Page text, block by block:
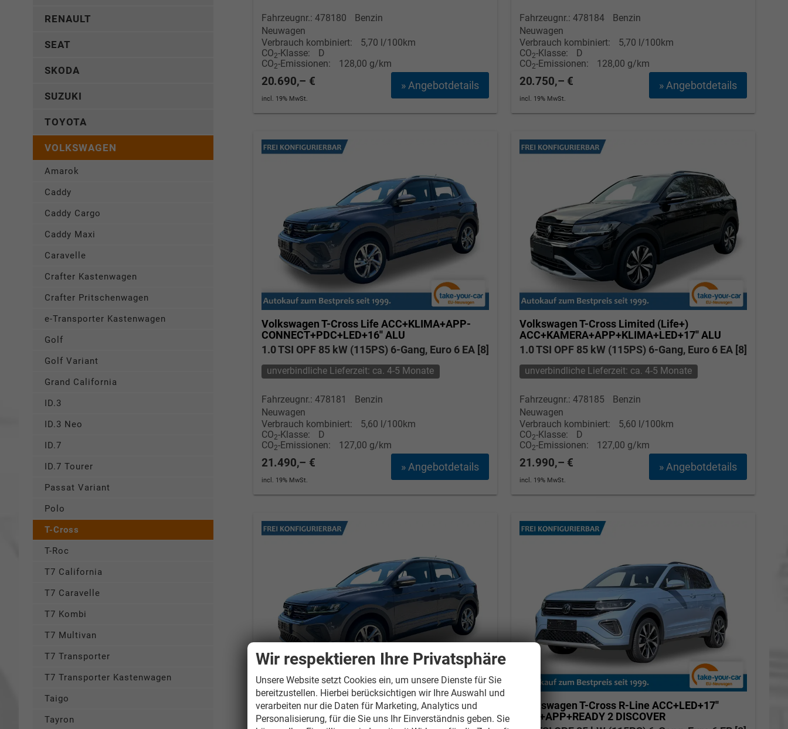
Fahrzeugnr.: 478180
Benzin
Neuwagen
Verbrauch kombiniert:
5,70 l/100km
CO2-Klasse:
D
CO2-Emissionen: 128,00 g/km
» Angebotdetails
20.690,– €
incl. 19% MwSt.
Fahrzeugnr.: 478184
Benzin
Neuwagen
Verbrauch kombiniert:
5,70 l/100km
CO2-Klasse:
D
CO2-Emissionen: 128,00 g/km
» Angebotdetails
20.750,– €
incl. 19% MwSt.
Volkswagen T-Cross Life ACC+KLIMA+APP-
CONNECT+PDC+LED+16'' ALU
1.0 TSI OPF 85 kW (115PS) 6-Gang, Euro 6 EA [8]
unverbindliche Lieferzeit: ca. 4-5 Monate
Fahrzeugnr.: 478181
Benzin
Neuwagen
Verbrauch kombiniert:
5,60 l/100km
CO2-Klasse:
D
CO2-Emissionen: 127,00 g/km
» Angebotdetails
21.490,– €
incl. 19% MwSt.
Volkswagen T-Cross Limited (Life+)
ACC+KAMERA+APP+KLIMA+LED+17'' ALU
1.0 TSI OPF 85 kW (115PS) 6-Gang, Euro 6 EA [8]
unverbindliche Lieferzeit: ca. 4-5 Monate
Fahrzeugnr.: 478185
Benzin
Neuwagen
Verbrauch kombiniert:
5,60 l/100km
CO2-Klasse:
D
CO2-Emissionen: 127,00 g/km
» Angebotdetails
21.990,– €
incl. 19% MwSt.
Volkswagen T-Cross Style IQ.LIGHT
MATRIX+ACC+APP+17'' ALU
Volkswagen T-Cross R-Line ACC+LED+17''
ALU+APP+READY 2 DISCOVER
RENAULT
SEAT
SKODA
SUZUKI
TOYOTA
VOLKSWAGEN
Amarok
Caddy
Caddy Cargo
Caddy Maxi
Caravelle
Crafter Kastenwagen
Crafter Pritschenwagen
e-Transporter Kastenwagen
Golf
Golf Variant
Grand California
ID.3
ID.3 Neo
ID.7
ID.7 Tourer
Passat Variant
Polo
T-Cross
T-Roc
T7 California
T7 Caravelle
T7 Kombi
T7 Multivan
T7 Transporter
T7 Transporter Kastenwagen
Taigo
Tayron
Wir respektieren Ihre Privatsphäre
Unsere Website setzt Cookies ein, um unsere Dienste für Sie
bereitzustellen. Hierbei berücksichtigen wir Ihre Auswahl und
verarbeiten nur die Daten für Marketing, Analytics und
Personalisierung, für die Sie uns Ihr Einverständnis geben. Sie